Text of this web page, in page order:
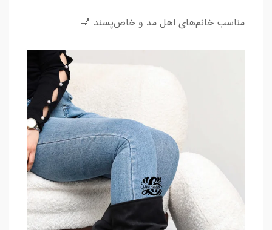
مناسب خانم‌های اهل مد و خاص‌پسند 💅